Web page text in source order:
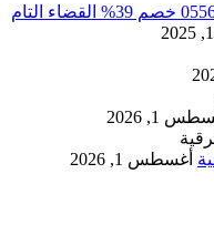
مكافحة حشرات بالرياض 055650170 خصم 39% القضاء التام
1, 2026
أغسطس 1, 2026